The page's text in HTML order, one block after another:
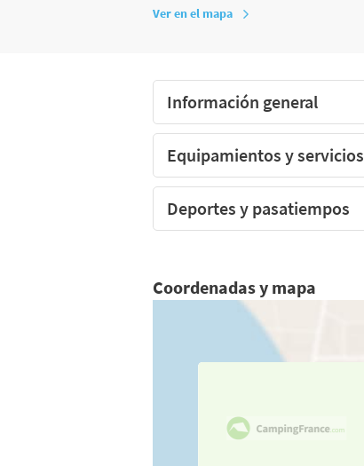
Ver en el mapa
Información general
Equipamientos y servicios
Deportes y pasatiempos
Coordenadas y mapa